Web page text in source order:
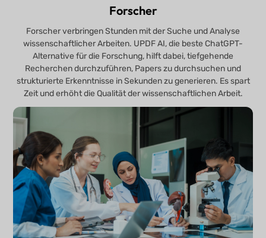
Forscher
Forscher verbringen Stunden mit der Suche und Analyse
wissenschaftlicher Arbeiten. UPDF AI, die beste ChatGPT-
Alternative für die Forschung, hilft dabei, tiefgehende
Recherchen durchzuführen, Papers zu durchsuchen und
strukturierte Erkenntnisse in Sekunden zu generieren. Es spart
Zeit und erhöht die Qualität der wissenschaftlichen Arbeit.